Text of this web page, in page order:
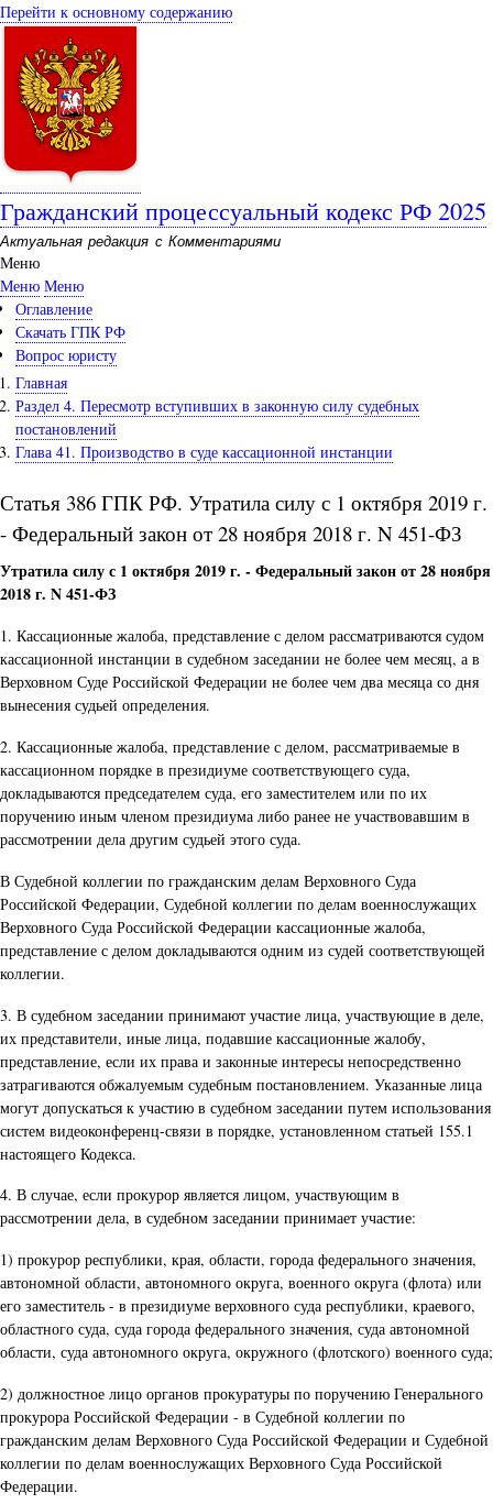
Перейти к основному содержанию
Гражданский процессуальный кодекс РФ 2025
Актуальная редакция с Комментариями
Меню
Меню Меню
Оглавление
Скачать ГПК РФ
Вопрос юристу
Главная
Раздел 4. Пересмотр вступивших в законную силу судебных
постановлений
Глава 41. Производство в суде кассационной инстанции
Статья 386 ГПК РФ. Утратила силу с 1 октября 2019 г.
- Федеральный закон от 28 ноября 2018 г. N 451-ФЗ
Утратила силу с 1 октября 2019 г. - Федеральный закон от 28 ноября
2018 г. N 451-ФЗ
1. Кассационные жалоба, представление с делом рассматриваются судом
кассационной инстанции в судебном заседании не более чем месяц, а в
Верховном Суде Российской Федерации не более чем два месяца со дня
вынесения судьей определения.
2. Кассационные жалоба, представление с делом, рассматриваемые в
кассационном порядке в президиуме соответствующего суда,
докладываются председателем суда, его заместителем или по их
поручению иным членом президиума либо ранее не участвовавшим в
рассмотрении дела другим судьей этого суда.
В Судебной коллегии по гражданским делам Верховного Суда
Российской Федерации, Судебной коллегии по делам военнослужащих
Верховного Суда Российской Федерации кассационные жалоба,
представление с делом докладываются одним из судей соответствующей
коллегии.
3. В судебном заседании принимают участие лица, участвующие в деле,
их представители, иные лица, подавшие кассационные жалобу,
представление, если их права и законные интересы непосредственно
затрагиваются обжалуемым судебным постановлением. Указанные лица
могут допускаться к участию в судебном заседании путем использования
систем видеоконференц-связи в порядке, установленном статьей 155.1
настоящего Кодекса.
4. В случае, если прокурор является лицом, участвующим в
рассмотрении дела, в судебном заседании принимает участие:
1) прокурор республики, края, области, города федерального значения,
автономной области, автономного округа, военного округа (флота) или
его заместитель - в президиуме верховного суда республики, краевого,
областного суда, суда города федерального значения, суда автономной
области, суда автономного округа, окружного (флотского) военного суда;
2) должностное лицо органов прокуратуры по поручению Генерального
прокурора Российской Федерации - в Судебной коллегии по
гражданским делам Верховного Суда Российской Федерации и Судебной
коллегии по делам военнослужащих Верховного Суда Российской
Федерации.